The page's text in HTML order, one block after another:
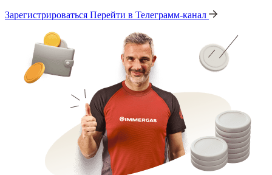
Зарегистрироваться Перейти в Телеграмм-канал